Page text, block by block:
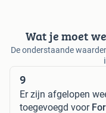
Wat je moet
De onderstaande
9
Er zijn afgelopen
toegevoegd voor